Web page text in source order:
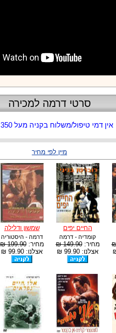
סרטי דרמה למכירה
אין דמי טיפול/משלוח בקניה מעל 350 ש"ח
מיין לפי מחיר
החיים יפים
קומדיה - דרמה
מחיר:149.90 ₪
אצלנו: 99.90 ₪
שמשון ודלילה
דרמה - היסטוריה
מחיר:199.90 ₪
אצלנו: 99.90 ₪